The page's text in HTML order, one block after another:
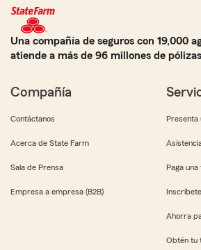
Una compañía de seguros con 19,000
atiende a más de 96 millones de
Compañía
Contáctanos
Acerca de State Farm
Sala de Prensa
Empresa a empresa (B2B)
Presenta
Paga
Ahorra
Obtén tu